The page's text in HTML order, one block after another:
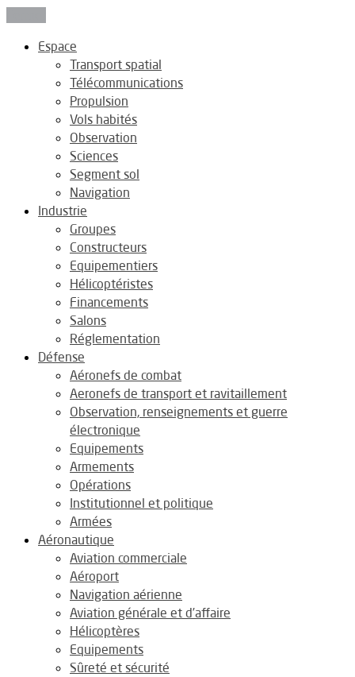
Espace
Transport spatial
Télécommunications
Propulsion
Vols habités
Observation
Sciences
Segment sol
Navigation
Industrie
Groupes
Constructeurs
Equipementiers
Hélicoptéristes
Financements
Salons
Réglementation
Défense
Aéronefs de combat
Aeronefs de transport et ravitaillement
Observation, renseignements et guerre
électronique
Equipements
Armements
Opérations
Institutionnel et politique
Armées
Aéronautique
Aviation commerciale
Aéroport
Navigation aérienne
Aviation générale et d’affaire
Hélicoptères
Equipements
Sûreté et sécurité